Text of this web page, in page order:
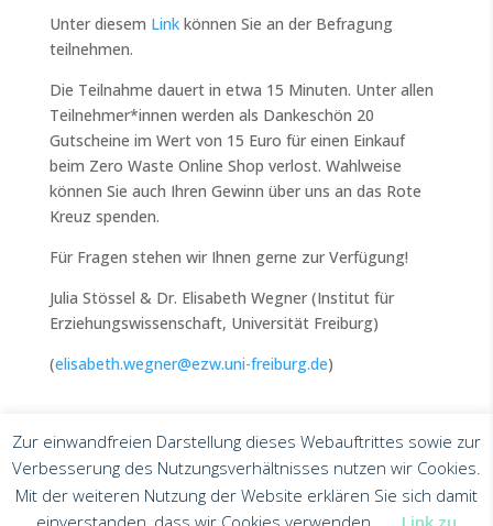
Unter diesem Linkkönnen Sie an der Befragung
teilnehmen.
Die Teilnahme dauert in etwa 15 Minuten. Unter allen
Teilnehmer*innen werden als Dankeschön 20
Gutscheine im Wert von 15 Euro für einen Einkauf
beim Zero Waste Online Shop verlost. Wahlweise
können Sie auch Ihren Gewinn über uns an das Rote
Kreuz spenden.
Für Fragen stehen wir Ihnen gerne zur Verfügung!
Julia Stössel & Dr. Elisabeth Wegner (Institut für
Erziehungswissenschaft, Universität Freiburg)
(elisabeth.wegner@ezw.uni-freiburg.de)
Zur einwandfreien Darstellung dieses Webauftrittes sowie zur
Verbesserung des Nutzungsverhältnisses nutzen wir Cookies.
Mit der weiteren Nutzung der Website erklären Sie sich damit
einverstanden, dass wir Cookies verwenden.
Link zu